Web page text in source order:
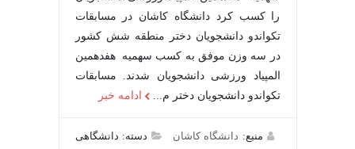
را کسب کرد دانشگاه کاشان در مسابقات
تکواندو دانشجویان دختر منطقه شش کشور
در سه وزن موفق به کسب سهمیه هفدهمین
المپیاد ورزشی دانشجویان شدند. مسابقات
تکواندو دانشجویان دختر م...
ادامه خبر
منبع:دانشگاه کاشان
دسته: دانشگاهی